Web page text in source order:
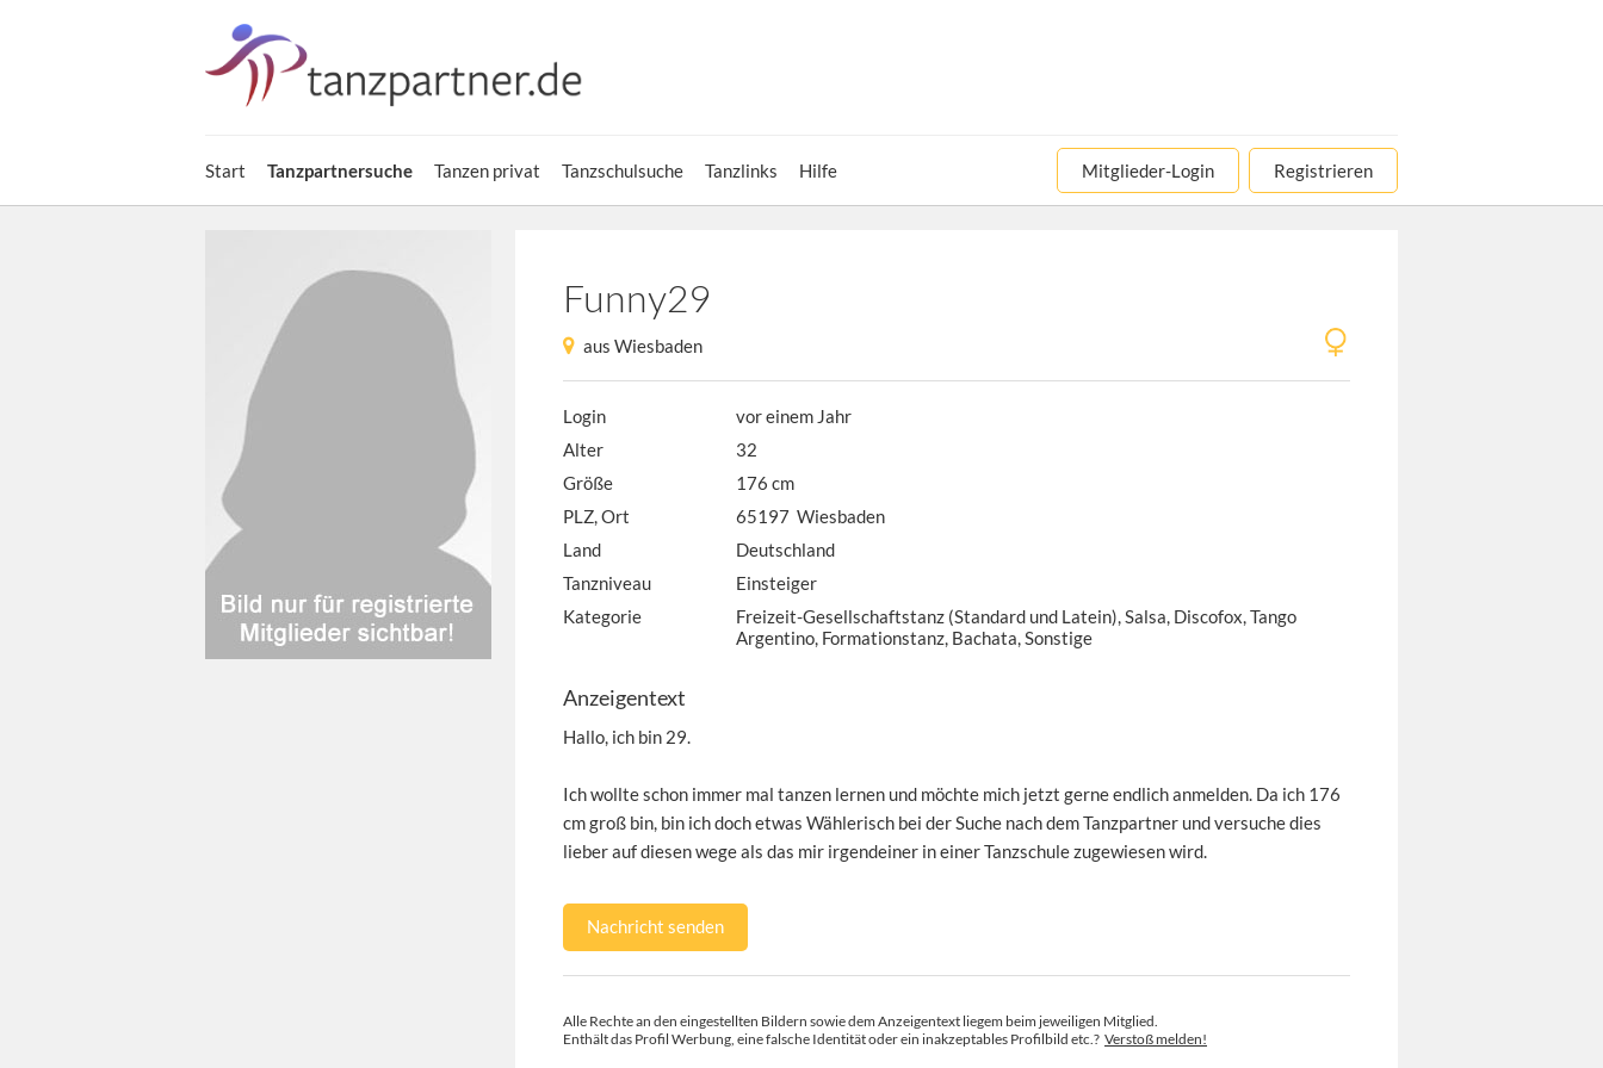
Start Tanzpartnersuche Tanzen privat Tanzschulsuche Tanzlinks Hilfe Mitglieder-Login Registrieren
Funny29
aus Wiesbaden
Login
vor einem Jahr
Alter
32
Größe
176 cm
PLZ, Ort
65197 Wiesbaden
Land
Deutschland
Tanzniveau
Einsteiger
Kategorie
Freizeit-Gesellschaftstanz (Standard und Latein), Salsa, Discofox, Tango
Argentino, Formationstanz, Bachata, Sonstige
Anzeigentext
Hallo, ich bin 29.
Ich wollte schon immer mal tanzen lernen und möchte mich jetzt gerne endlich anmelden. Da ich 176
cm groß bin, bin ich doch etwas Wählerisch bei der Suche nach dem Tanzpartner und versuche dies
lieber auf diesen wege als das mir irgendeiner in einer Tanzschule zugewiesen wird.
Nachricht senden
Alle Rechte an den eingestellten Bildern sowie dem Anzeigentext liegem beim jeweiligen Mitglied.
Enthält das Profil Werbung, eine falsche Identität oder ein inakzeptables Profilbild etc.? Verstoß melden!